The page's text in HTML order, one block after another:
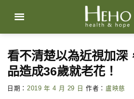
content
看不清楚以為近視加深
品造成36歲就老花！
日期： 2019 年 4 月 29 日 作者： 盧映慈